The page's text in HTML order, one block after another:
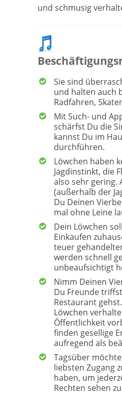
und schmusig
Sie sind
und halten auch
Radfahren,
Mit Such- und
schärfst Du die
kannst Du im
durchführen.
Löwchen haben
Jagdinstinkt, die
also sehr gering.
(außerhalb der
Du Deinen
mal ohne Leine
Dein Löwchen
Einkaufen
teuer
werden schnell
unbeaufsichtigt
Nimm Deinen
Du Freunde
Restaurant
Löwchen
Öffentlichkeit
finden gesellige
aufregend als
Tagsüber
liebsten Zugang
haben, um
Rechten sehen